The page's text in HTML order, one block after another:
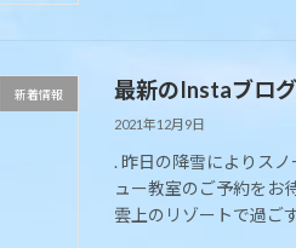
新着情報 最新のInstaブロ
2021年12月9日
. 昨日の降雪によりス
ュー教室のご予約をお
雲上のリゾートで過ご